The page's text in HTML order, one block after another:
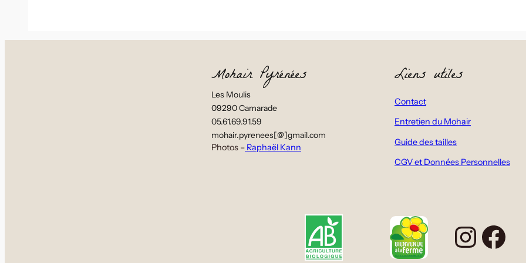
Mohair Pyrénées
Les Moulis
09290 Camarade
05.61.69.91.59
mohair.pyrenees[@]gmail.com
Photos – Raphaël Kann
Liens utiles
Contact
Entretien du Mohair
Guide des tailles
CGV et Données Personnelles